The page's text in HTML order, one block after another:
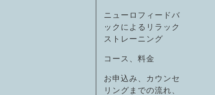
ニューロフィードバ
ックによるリラック
ストレーニング
コース、料金
お申込み、カウンセ
リングまでの流れ、